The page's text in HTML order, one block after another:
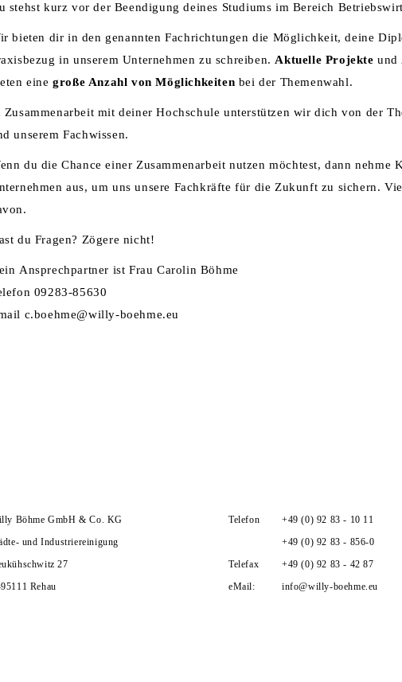
stehst kurz vor der Beendigung deines Studiums im Bereich
bieten dir in den genannten Fachrichtungen die Möglichkeit, deine
in unserem Unternehmen zu schreiben. Aktuelle Projekte und
einegroße Anzahl von Möglichkeiten bei der Themenwahl.
Zusammenarbeit mit deiner Hochschule unterstützen wir dich von der
unserem Fachwissen.
du die Chance einer Zusammenarbeit nutzen möchtest, dann
aus, um uns unsere Fachkräfte für die Zukunft zu sichern.
du Fragen? Zögere nicht!
Ansprechpartner ist Frau Carolin Böhme
09283-85630
c.boehme@willy-boehme.eu
Böhme GmbH & Co. KG
und Industriereinigung
27
Rehau
Telefon
+49 (0) 92 83 - 10 11
+49 (0) 92 83 - 856-0
Telefax
+49 (0) 92 83 - 42 87
eMail:
info@willy-boehme.eu